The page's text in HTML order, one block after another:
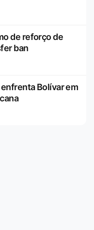
de reforço de
ban
enfrenta Bolívar em